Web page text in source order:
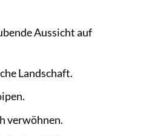
Aussicht auf
Landschaft.
verwöhnen.